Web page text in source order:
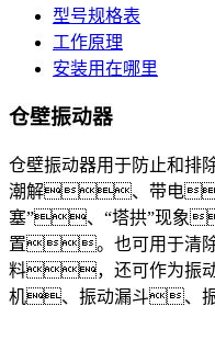
型号规格表
工作原理
安装用在哪里
仓壁振动器
仓壁振动器用于防止和排
潮解、带电
塞”、“塔拱”现象
置。也可用于清
料，还可作为振
机、振动漏斗、